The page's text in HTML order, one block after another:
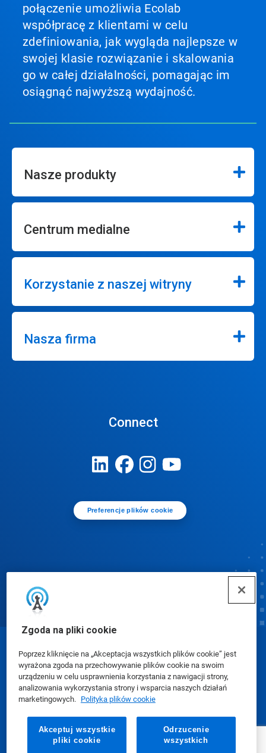
Zgoda na pliki cookie
Poprzez kliknięcie na „Akceptacja wszystkich plików cookie” jest
wyrażona zgoda na przechowywanie plików cookie na swoim
urządzeniu w celu usprawnienia korzystania z nawigacji strony,
analizowania wykorzystania strony i wsparcia naszych działań
marketingowych. Polityka plików cookie
Akceptuj wszystkie
pliki cookie
Odrzucenie
wszystkich
połączenie umożliwia Ecolab
współpracę z klientami w celu
zdefiniowania, jak wygląda najlepsze w
swojej klasie rozwiązanie i skalowania
go w całej działalności, pomagając im
osiągnąć najwyższą wydajność.
Nasze produkty
Centrum medialne
Korzystanie z naszej witryny
Nasza firma
Connect
Preferencje plików cookie
© Ecolab Inc. 2025
Karty charakterystyki (SDS)|Polityka prywatności
Warunki użytkowania